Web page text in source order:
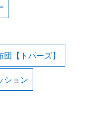
団【トパーズ】
ション